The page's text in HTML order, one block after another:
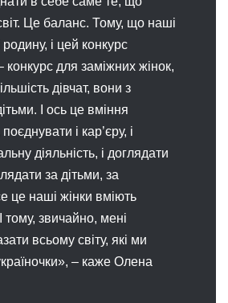
Це баланс. Тому, що наші
і цей конкурс
для заміжних жінок,
дівчат, вони з
І ось це вміння
і кар’єру, і
діяльність, і доглядати
за дітьми, за
це наші жінки вміють
тому, звичайно, мені
всьому світу, які ми
– каже Олена